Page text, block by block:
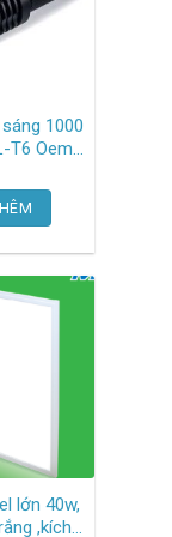
1000
lớn 40w,
,kích